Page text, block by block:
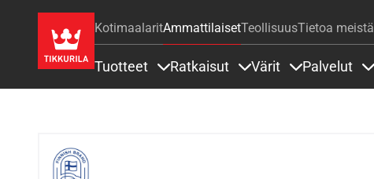
KotimaalaritAmmattilaisetTeollisuusTietoa meistä
Tuotteet Ratkaisut Värit Palvelut